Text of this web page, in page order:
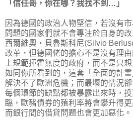
「信任哥，你在哪？我找不到…」
因為德國的政治人物堅信，若沒有
問題的國家們就不會專注於自身的
西爾維奧‧貝魯斯科尼(Silvio
改革，但德國佬的擔心不是沒有理
上規範揮霍無度的政府，而不是只
如同你所看到的，這套「全面的計
解決不了歐洲危機；而最壞的情況
每個環節的缺點都被暴露出來時，
臨，歐豬債券的殖利率將會攀升得
而銀行間的借貸問題也會更加惡化。